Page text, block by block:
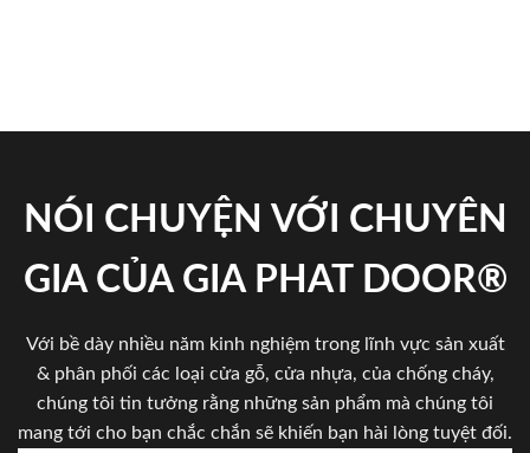
NÓI CHUYỆN VỚI CHUYÊN
GIA CỦA GIA PHAT DOOR®
Với bề dày nhiều năm kinh nghiệm trong lĩnh vực sản xuất
& phân phối các loại cửa gỗ, cửa nhựa, của chống cháy,
chúng tôi tin tưởng rằng những sản phẩm mà chúng tôi
mang tới cho bạn chắc chắn sẽ khiến bạn hài lòng tuyệt đối.